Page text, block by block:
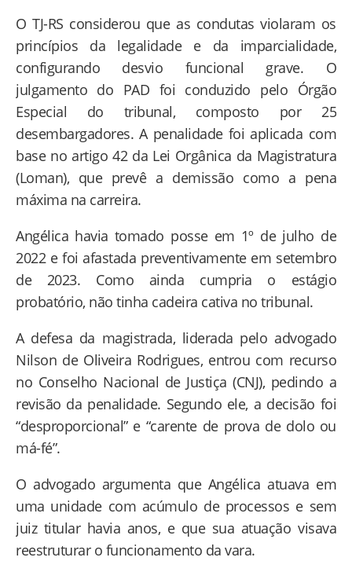
O TJ-RS considerou que as condutas violaram os
princípios da legalidade e da imparcialidade,
configurando desvio funcional grave. O
julgamento do PAD foi conduzido pelo Órgão
Especial do tribunal, composto por 25
desembargadores. A penalidade foi aplicada com
base no artigo 42 da Lei Orgânica da Magistratura
(Loman), que prevê a demissão como a pena
máxima na carreira.
Angélica havia tomado posse em 1º de julho de
2022 e foi afastada preventivamente em setembro
de 2023. Como ainda cumpria o estágio
probatório, não tinha cadeira cativa no tribunal.
A defesa da magistrada, liderada pelo advogado
Nilson de Oliveira Rodrigues, entrou com recurso
no Conselho Nacional de Justiça (CNJ), pedindo a
revisão da penalidade. Segundo ele, a decisão foi
“desproporcional” e “carente de prova de dolo ou
má-fé”.
O advogado argumenta que Angélica atuava em
uma unidade com acúmulo de processos e sem
juiz titular havia anos, e que sua atuação visava
reestruturar o funcionamento da vara.